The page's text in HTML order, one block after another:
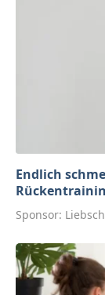
Endlich
Sponsor: